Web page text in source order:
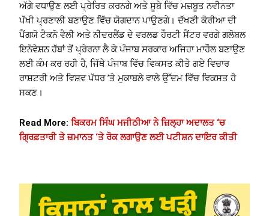
ਅੱਗੇ ਵਧਾਉਣ ਲਈ ਪ੍ਰੇਰਿਤ ਕਰਨਗੇ ਅਤੇ ਸੂਬੇ ਵਿੱਚ ਮਜ਼ਬੂਤ ਨਵੀਨਤਾ
ਪੱਖੀ ਪ੍ਰਣਾਲੀ ਬਣਾਉਣ ਵਿੱਚ ਯੋਗਦਾਨ ਪਾਉਣਗੇ। ਦੱਖਣੀ ਕੋਰੀਆ ਦੀ
ਪੈਂਗਯੋ ਟੈਕਨੋ ਵੈਲੀ ਅਤੇ ਨੀਦਰਲੈਂਡ ਦੇ ਵਰਲਡ ਹੌਰਟੀ ਸੈਂਟਰ ਵਰਗੇ ਗਲੋਬਲ
ਇਨੋਵੇਸ਼ਨ ਹੱਬਾਂ ਤੋਂ ਪ੍ਰੇਰਨਾ ਲੈ ਕੇ ਪੰਜਾਬ ਸਰਕਾਰ ਅਜਿਹਾ ਮਾਹੌਲ ਬਣਾਉਣ
ਲਈ ਕੰਮ ਕਰ ਰਹੀ ਹੈ, ਜਿੱਥੇ ਪੰਜਾਬ ਵਿੱਚ ਵਿਕਸਤ ਕੀਤੇ ਗਏ ਵਿਚਾਰ
ਰਾਸ਼ਟਰੀ ਅਤੇ ਵਿਸ਼ਵ ਪੱਧਰ ’ਤੇ ਮੁਕਾਬਲੇ ਵਾਲੇ ਉੱਦਮ ਵਿੱਚ ਵਿਕਸਤ ਹੋ
ਸਕਣ।
Read More:ਬਿਕਰਮ ਸਿੰਘ ਮਜੀਠੀਆ ਨੇ ਜ਼ਿਲ੍ਹਾ ਅਦਾਲਤ ‘ਚ
ਗ੍ਰਿਫ਼ਤਾਰੀ ਤੇ ਜ਼ਮਾਨਤ ‘ਤੇ ਰੋਕ ਲਗਾਉਣ ਲਈ ਪਟੀਸ਼ਨ ਦਾਇਰ ਕੀਤੀ